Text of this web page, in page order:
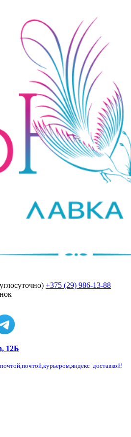
+375 (29) 986-13-88
12Б
почтой,курьером,яндекс доставкой!